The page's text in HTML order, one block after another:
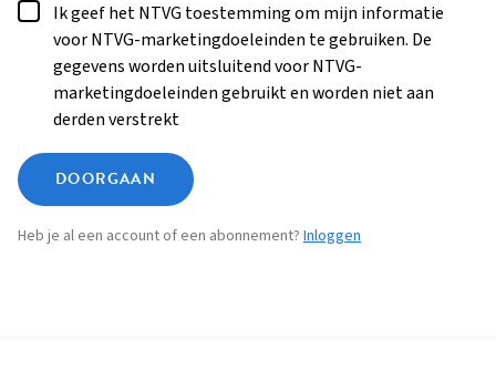
Ik geef het NTVG toestemming om mijn informatie
voor NTVG-marketingdoeleinden te gebruiken. De
gegevens worden uitsluitend voor NTVG-
marketingdoeleinden gebruikt en worden niet aan
derden verstrekt
DOORGAAN
Heb je al een account of een abonnement? Inloggen